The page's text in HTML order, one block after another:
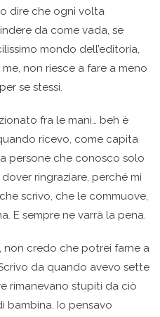
dire che ogni volta
da come vada, se
mondo dell’editoria,
non riesce a fare a meno
se stessi.
fra le mani… beh è
ricevo, come capita
persone che conosco solo
ringraziare, perché mi
scrivo, che le commuove,
E sempre ne varrà la pena.
non credo che potrei farne a
da quando avevo sette
rimanevano stupiti da ciò
bambina. Io pensavo